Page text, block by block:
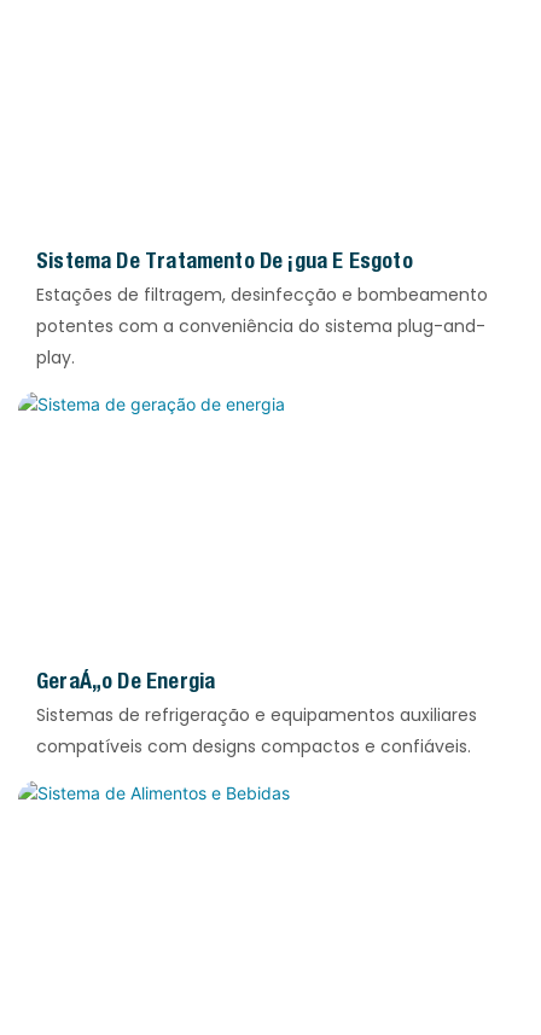
Sistema De Tratamento De Água E Esgoto
Estações de filtragem, desinfecção e bombeamento
potentes com a conveniência do sistema plug-and-
play.
Geração De Energia
Sistemas de refrigeração e equipamentos auxiliares
compatíveis com designs compactos e confiáveis.